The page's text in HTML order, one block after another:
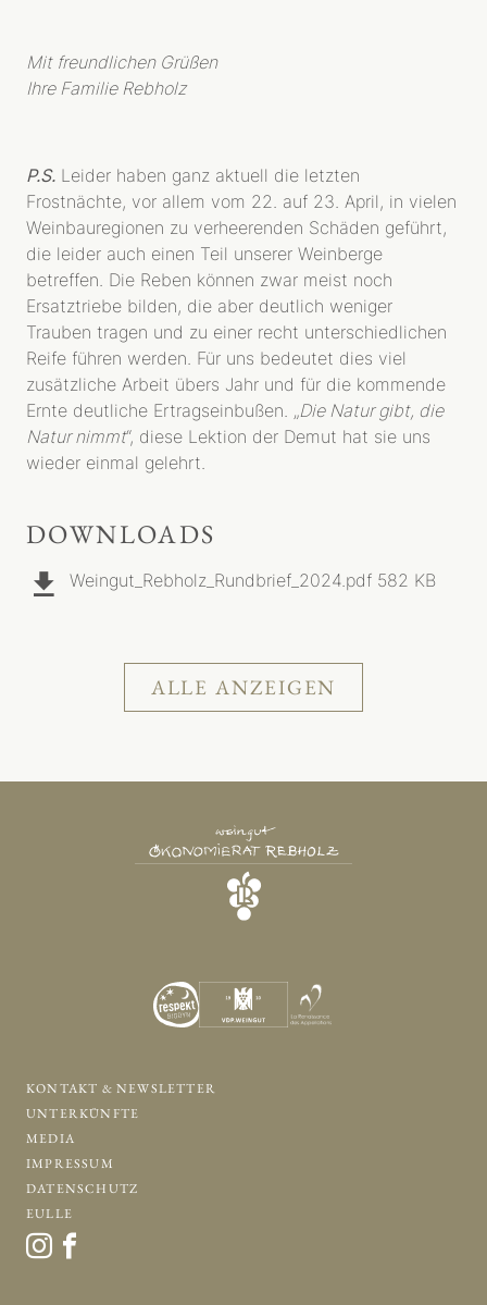
KONTAKT & NEWSLETTER
DATENSCHUTZ
Mit freundlichen Grüßen
Ihre Familie Rebholz
P.S. Leider haben ganz aktuell die letzten
Frostnächte, vor allem vom 22. auf 23. April, in vielen
Weinbauregionen zu verheerenden Schäden geführt,
die leider auch einen Teil unserer Weinberge
betreffen. Die Reben können zwar meist noch
Ersatztriebe bilden, die aber deutlich weniger
Trauben tragen und zu einer recht unterschiedlichen
Reife führen werden. Für uns bedeutet dies viel
zusätzliche Arbeit übers Jahr und für die kommende
Ernte deutliche Ertragseinbußen. „Die Natur gibt, die
Natur nimmt“, diese Lektion der Demut hat sie uns
wieder einmal gelehrt.
DOWNLOADS
Weingut_Rebholz_Rundbrief_2024.pdf 582 KB
ALLE ANZEIGEN
KONTAKT & NEWSLETTER
UNTERKÜNFTE
MEDIA
IMPRESSUM
DATENSCHUTZ
EULLE